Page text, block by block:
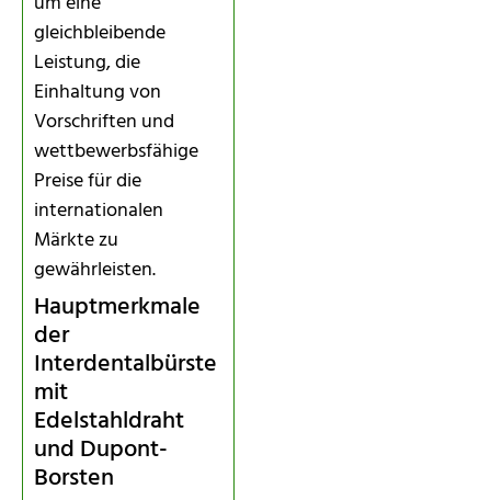
gleichbleibende
Leistung, die
Einhaltung von
Vorschriften und
wettbewerbsfähige
Preise für die
internationalen
Märkte zu
gewährleisten.
Hauptmerkmale
der
Interdentalbürste
mit
Edelstahldraht
und Dupont-
Borsten